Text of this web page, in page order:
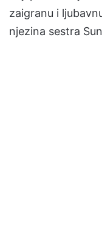
zaigranu i
njezina sestra